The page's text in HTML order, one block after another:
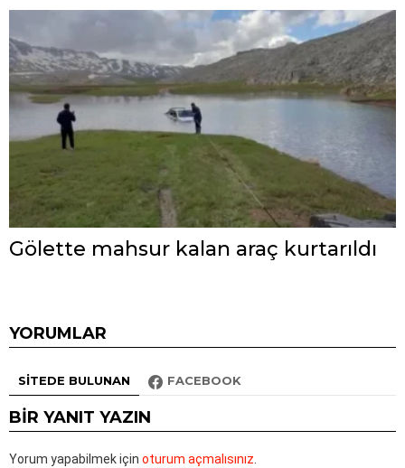
Gölette mahsur kalan araç kurtarıldı
YORUMLAR
SITEDE BULUNAN FACEBOOK
BIR YANIT YAZIN
Yorum yapabilmek için oturum açmalısınız.